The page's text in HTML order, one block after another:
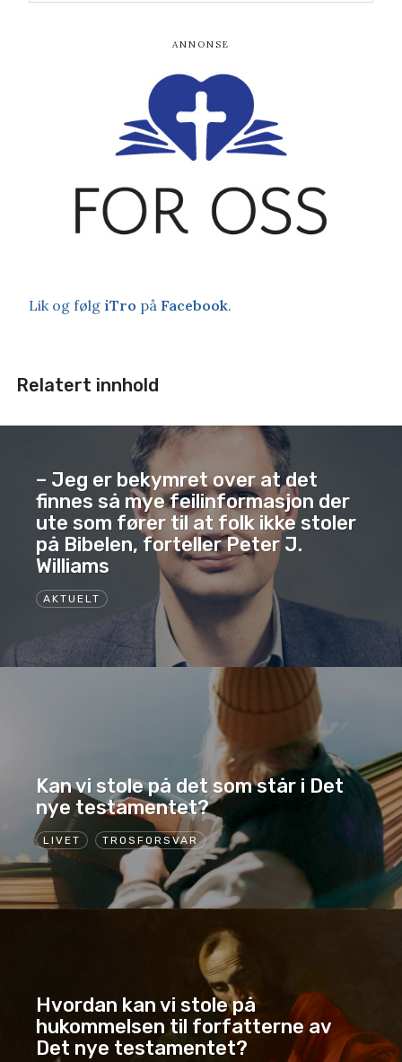
Lik og følg iTro på Facebook.
Relatert innhold
AKTUELT
– Jeg er bekymret over at det
finnes så mye feilinformasjon der
ute som fører til at folk ikke stoler
på Bibelen, forteller Peter J.
Williams
LIVET TROSFORSVAR
Kan vi stole på det som står i Det
nye testamentet?
Hvordan kan vi stole på
hukommelsen til forfatterne av
Det nye testamentet?